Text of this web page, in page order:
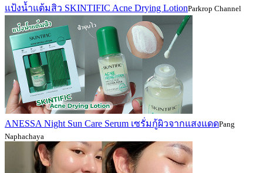
แป้งน้ำแต้มสิว SKINTIFIC Acne Drying LotionParkrop Channel
ANESSA Night Sun Care Serum เซรั่มกู้ผิวจากแสงแดดPang
Naphachaya